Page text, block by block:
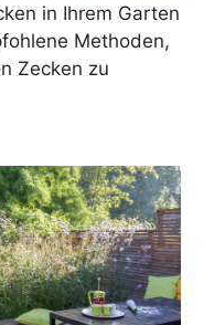
in Ihrem Garten
Methoden,
Zecken zu